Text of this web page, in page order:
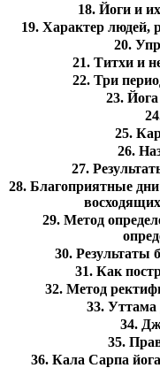
18. Йоги и
19. Характер людей,
20.
21. Титхи и
22. Три
23.
25.
26.
27.
28. Благоприятные
29. Метод
30. Результаты
31. Как
32. Метод
33.
34.
35.
36. Кала Сарпа